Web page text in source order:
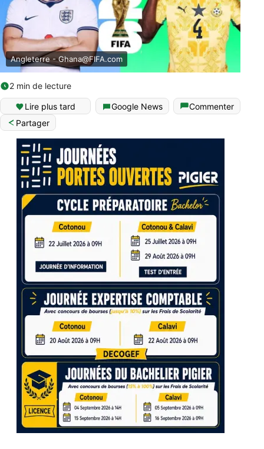
Angleterre -Ghana@FIFA.com
2 min de lecture
Lire plus tard Google News
Commenter
Partager